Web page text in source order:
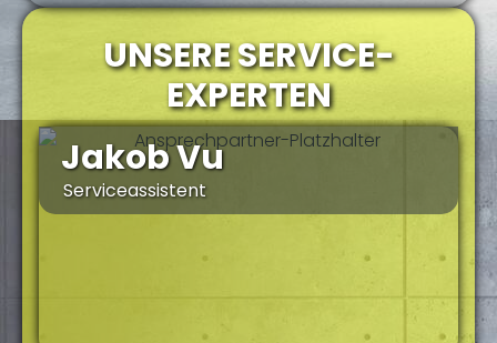
UNSERE SERVICE-
EXPERTEN
Jakob Vu
Serviceassistent